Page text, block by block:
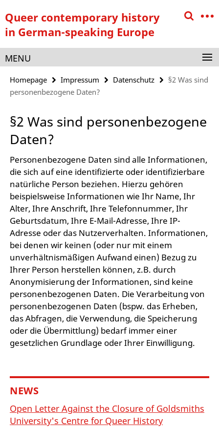
direkt
zu
Queer contemporary history
in German-speaking Europe
Service
Navigation
MENU
Homepage Impressum Datenschutz
§2 Was sind
personenbezogene Daten?
§2 Was sind personenbezogene
Daten?
Personenbezogene Daten sind alle Informationen,
die sich auf eine identifizierte oder identifizierbare
natürliche Person beziehen. Hierzu gehören
beispielsweise Informationen wie Ihr Name, Ihr
Alter, Ihre Anschrift, Ihre Telefonnummer, Ihr
Geburtsdatum, Ihre E-Mail-Adresse, Ihre IP-
Adresse oder das Nutzerverhalten. Informationen,
bei denen wir keinen (oder nur mit einem
unverhältnismäßigen Aufwand einen) Bezug zu
Ihrer Person herstellen können, z.B. durch
Anonymisierung der Informationen, sind keine
personenbezogenen Daten. Die Verarbeitung von
personenbezogenen Daten (bspw. das Erheben,
das Abfragen, die Verwendung, die Speicherung
oder die Übermittlung) bedarf immer einer
gesetzlichen Grundlage oder Ihrer Einwilligung.
NEWS
Open Letter Against the Closure of Goldsmiths
University's Centre for Queer History